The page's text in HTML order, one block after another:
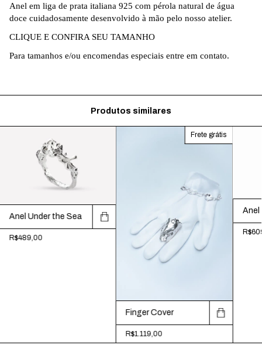
Anel em liga de prata italiana 925 com pérola natural de água
doce cuidadosamente desenvolvido à mão pelo nosso atelier.
CLIQUE E CONFIRA SEU TAMANHO
Para tamanhos e/ou encomendas especiais entre em contato.
Produtos similares
Anel Under the Sea
R$489,00
Frete grátis
Finger Cover
R$1.119,00
Anel